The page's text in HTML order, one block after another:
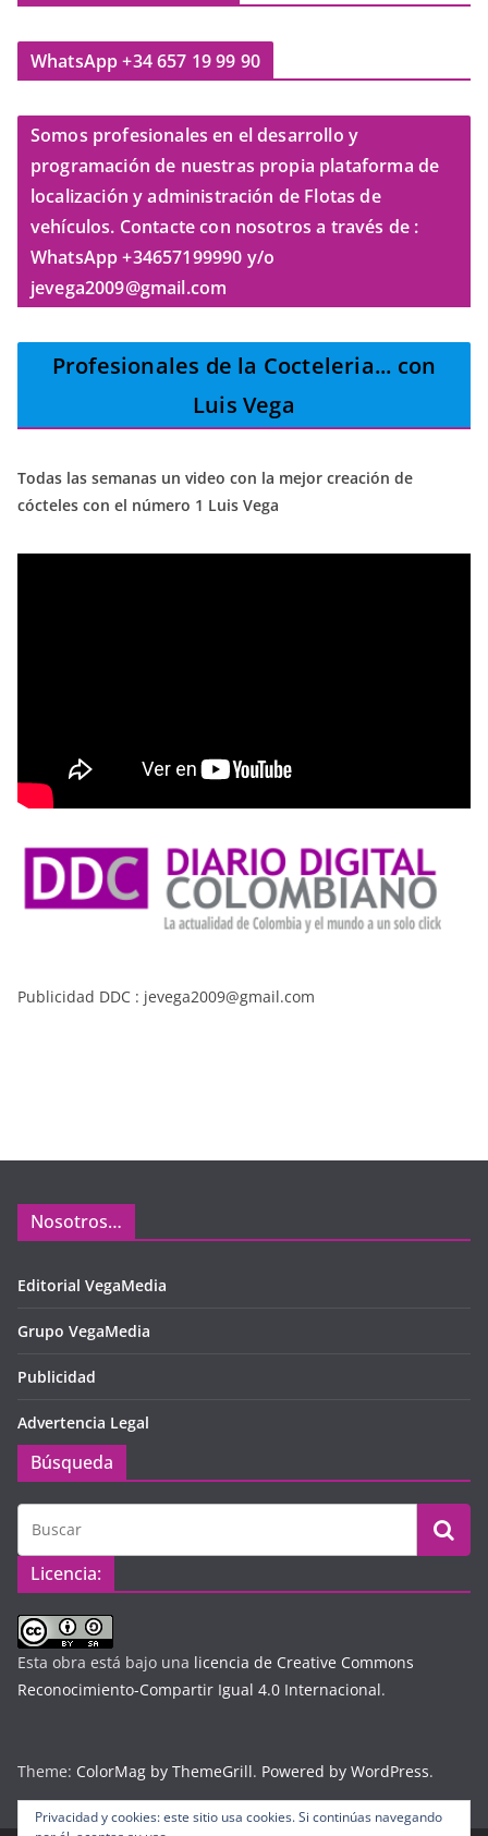
WhatsApp +34 657 19 99 90
Somos profesionales en el desarrollo y
programación de nuestras propia plataforma de
localización y administración de Flotas de
vehículos. Contacte con nosotros a través de :
WhatsApp +34657199990 y/o
jevega2009@gmail.com
Profesionales de la Cocteleria... con
Luis Vega
Todas las semanas un video con la mejor creación de
cócteles con el número 1 Luis Vega
Publicidad DDC : jevega2009@gmail.com
Nosotros…
Editorial VegaMedia
Grupo VegaMedia
Publicidad
Advertencia Legal
Búsqueda
Licencia:
Esta obra está bajo una licencia de Creative Commons
Reconocimiento-Compartir Igual 4.0 Internacional.
Theme: ColorMag by ThemeGrill. Powered by WordPress.
Privacidad y cookies: este sitio usa cookies. Si continúas navegando